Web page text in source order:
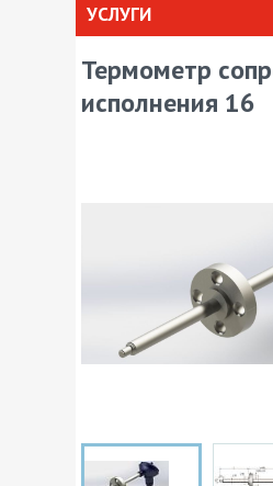
УСЛУГИ
Термометр
исполнения 16